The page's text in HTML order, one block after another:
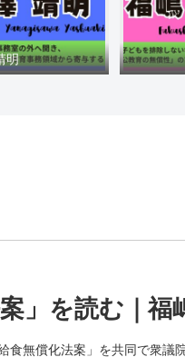
明
」を読む｜福
無償化法案」を共同で衆議